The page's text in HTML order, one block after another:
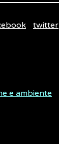
twitter
e ambiente